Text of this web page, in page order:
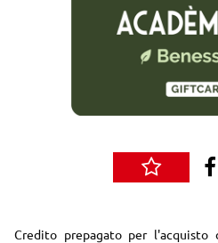
Credito prepagato per